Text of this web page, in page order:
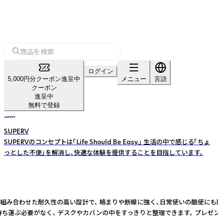
5,000円分クーポン進呈中
クーポン
進呈中
無料で登録
ログイン
メニュー
言語
SUPERV
SUPERVのコンセプトは「Life Should Be Easy.」 生活の中で感じる「ちょ
っとした不便」を解消し、快適な体験を提供することを目指しています。
せた耐久性の高い設計で、 絡まりや断線に強く、日常使いの酷
要がなく、 デスクやカバンの中をすっきりと整理できます。